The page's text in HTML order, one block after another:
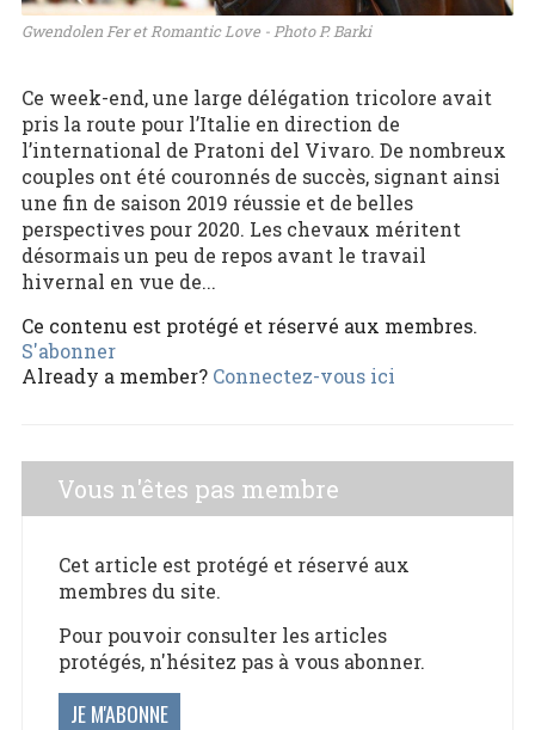
Gwendolen Fer et Romantic Love - Photo P. Barki
Ce week-end, une large délégation tricolore avait
pris la route pour l’Italie en direction de
l’international de Pratoni del Vivaro. De nombreux
couples ont été couronnés de succès, signant ainsi
une fin de saison 2019 réussie et de belles
perspectives pour 2020. Les chevaux méritent
désormais un peu de repos avant le travail
hivernal en vue de...
Ce contenu est protégé et réservé aux membres.
S'abonner
Already a member? Connectez-vous ici
Vous n'êtes pas membre
Cet article est protégé et réservé aux
membres du site.
Pour pouvoir consulter les articles
protégés, n'hésitez pas à vous abonner.
JE M'ABONNE